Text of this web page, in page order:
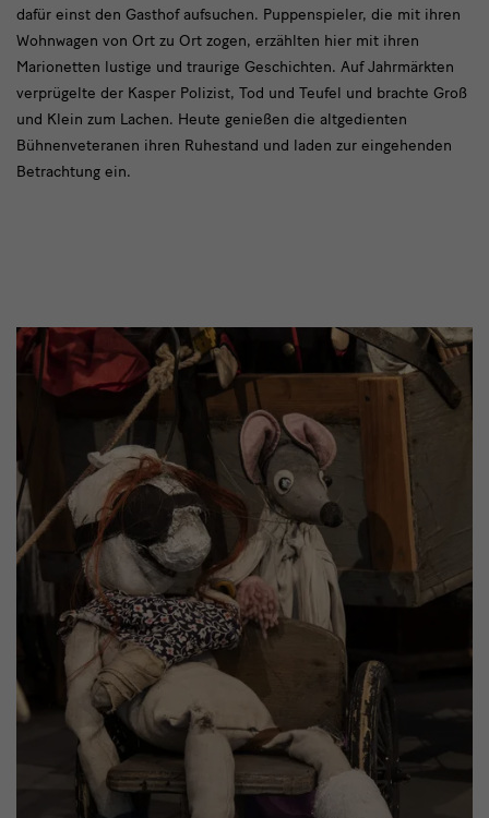
dafür einst den Gasthof aufsuchen. Puppenspieler, die mit ihren
Wohnwagen von Ort zu Ort zogen, erzählten hier mit ihren
Marionetten lustige und traurige Geschichten. Auf Jahrmärkten
verprügelte der Kasper Polizist, Tod und Teufel und brachte Groß
und Klein zum Lachen. Heute genießen die altgedienten
Bühnenveteranen ihren Ruhestand und laden zur eingehenden
Betrachtung ein.